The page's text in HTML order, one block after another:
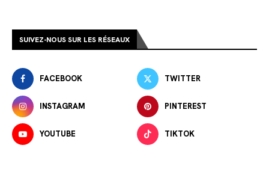
SUIVEZ-NOUS SUR LES RÉSEAUX
FACEBOOK TWITTER
INSTAGRAM PINTEREST
YOUTUBE TIKTOK